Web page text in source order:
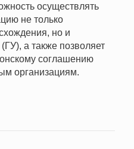
осуществлять
не только
но и
а также позволяет
соглашению
организациям.